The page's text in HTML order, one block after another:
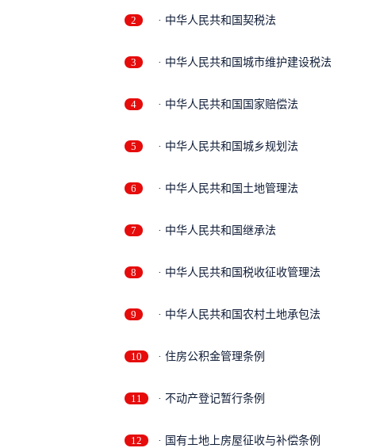
2 · 中华人民共和国契税法
3 · 中华人民共和国城市维护建设税法
4 · 中华人民共和国国家赔偿法
5 · 中华人民共和国城乡规划法
6 · 中华人民共和国土地管理法
7 · 中华人民共和国继承法
8 · 中华人民共和国税收征收管理法
9 · 中华人民共和国农村土地承包法
10 · 住房公积金管理条例
11 · 不动产登记暂行条例
12 · 国有土地上房屋征收与补偿条例